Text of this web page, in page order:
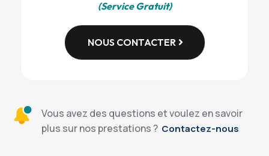
(Service Gratuit)
NOUS CONTACTER
Vous avez des questions et voulez en savoir
plus sur nos prestations ? Contactez-nous